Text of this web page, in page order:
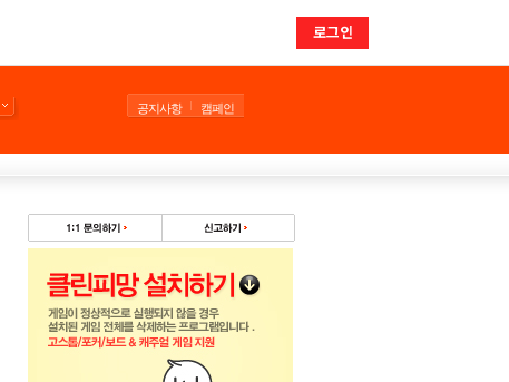
로그인
공지사항 캠페인